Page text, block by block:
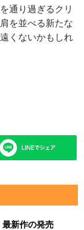
通り過ぎるクリ
を並べる新たな
くないかもしれ
新作の発売